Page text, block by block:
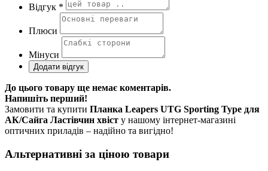
Відгук *
Плюси
Мінуси
До цього товару ще немає коментарів.
Напишіть перший!
Замовити та купити Планка Leapers UTG Sporting Type для
АК/Сайга Ластівчин хвіст у нашому інтернет-магазині
оптичних приладів – надійно та вигідно!
Альтернативні за ціною товари